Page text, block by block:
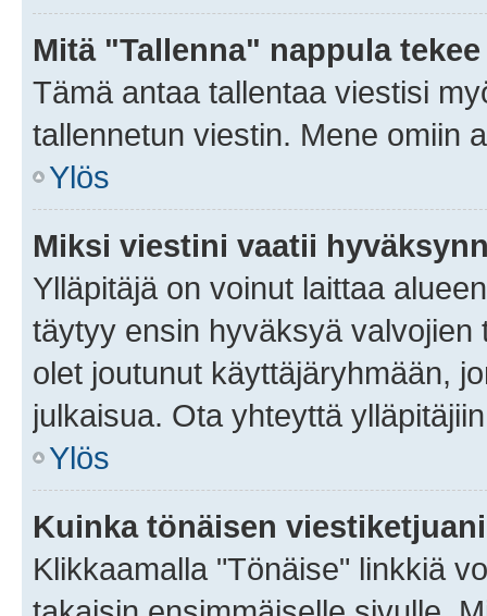
Mitä "Tallenna" nappula
Tämä antaa tallentaa viestisi
tallennetun viestin. Mene omiin
Ylös
Miksi viestini vaatii
Ylläpitäjä on voinut laittaa
täytyy ensin hyväksyä
olet joutunut käyttäjäryhmään,
julkaisua. Ota yhteyttä
Ylös
Kuinka tönäisen
Klikkaamalla "Tönäise" linkkiä